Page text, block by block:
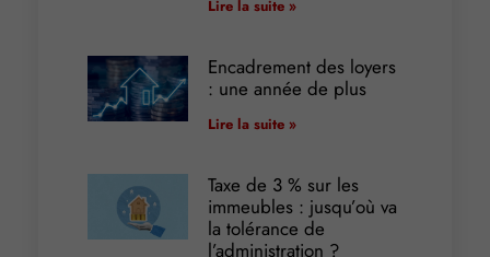
Lire la suite »
Encadrement des loyers
: une année de plus
Lire la suite »
Taxe de 3 % sur les
immeubles : jusqu’où va
la tolérance de
l’administration ?